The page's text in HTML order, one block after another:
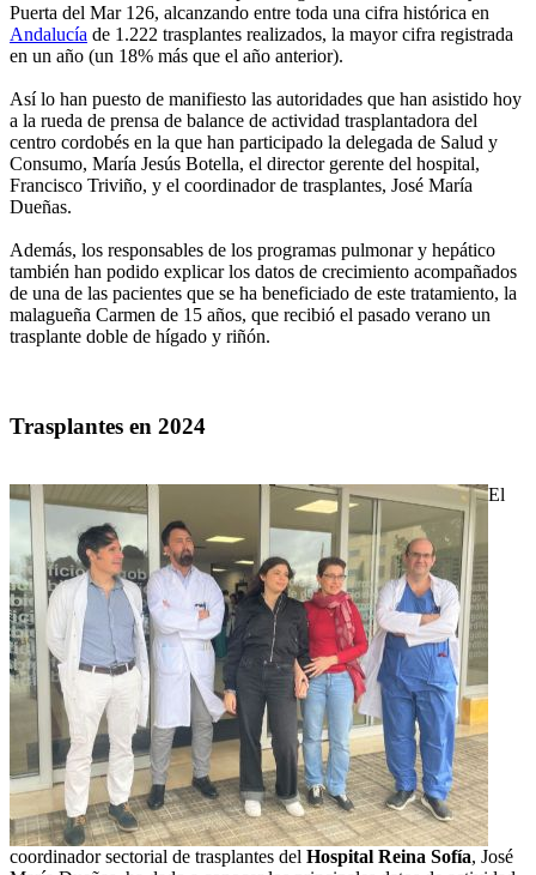
Puerta del Mar 126, alcanzando entre toda una cifra histórica en
Andalucía de 1.222 trasplantes realizados, la mayor cifra registrada
en un año (un 18% más que el año anterior).
Así lo han puesto de manifiesto las autoridades que han asistido hoy
a la rueda de prensa de balance de actividad trasplantadora del
centro cordobés en la que han participado la delegada de Salud y
Consumo, María Jesús Botella, el director gerente del hospital,
Francisco Triviño, y el coordinador de trasplantes, José María
Dueñas.
Además, los responsables de los programas pulmonar y hepático
también han podido explicar los datos de crecimiento acompañados
de una de las pacientes que se ha beneficiado de este tratamiento, la
malagueña Carmen de 15 años, que recibió el pasado verano un
trasplante doble de hígado y riñón.
Trasplantes en 2024
El
coordinador sectorial de trasplantes del Hospital Reina Sofía, José